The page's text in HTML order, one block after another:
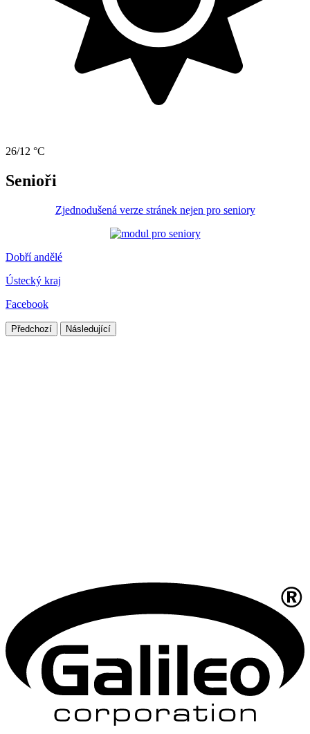
26/12 °C
Senioři
Zjednodušená verze stránek nejen pro seniory
Dobří andělé
Ústecký kraj
Facebook
Předchozí Následující